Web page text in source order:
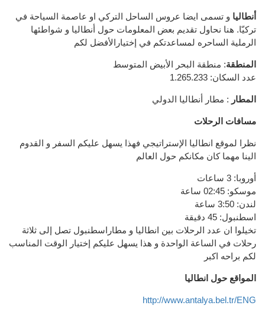
أنطاليا و تسمى ايضا عروس الساحل التركي او عاصمة السياحة في
تركيّا. هنا نحاول تقديم بعض المعلومات حول أنطاليا و شواطئها
الرملية الساحره لمساعدتكم في إختيارالأفضل لكم
المنطقة: منطقة البحر الأبيض المتوسط
عدد السكان: 1.265.233
المطار : مطار أنطاليا الدولي
مسافات الرحلات
نظرا لموقع انطاليا الإستراتيجي فهذا يسهل عليكم السفر و القدوم
الينا مهما كان مكانكم حول العالم
أوروبا: 3 ساعات
موسكو: 02:45 ساعة
لندن: 3:50 ساعة
اسطنبول: 45 دقيقة
تخيلوا ان عدد الرحلات بين انطاليا و مطاراسطنبول تصل إلى ثلاثة
رحلات في الساعة الواحدة و هذا يسهل عليكم إختيار الوقت المناسب
لكم براحه اكبر
المواقع حول انطاليا
http://www.antalya.bel.tr/ENG